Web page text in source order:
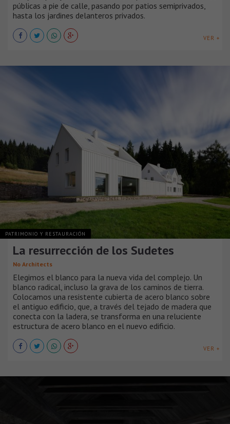
públicas a pie de calle, pasando por patios semiprivados,
hasta los jardines delanteros privados.
VER +
PATRIMONIO Y RESTAURACIÓN
La resurrección de los Sudetes
No Architects
Elegimos el blanco para la nueva vida del complejo. Un
blanco radical, incluso la grava de los caminos de tierra.
Colocamos una resistente cubierta de acero blanco sobre
el antiguo edificio, que, a través del tejado de madera que
conecta con la ladera, se transforma en una reluciente
estructura de acero blanco en el nuevo edificio.
VER +